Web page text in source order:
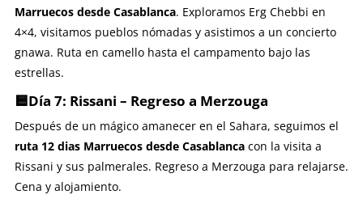
Marruecos desde Casablanca. Exploramos Erg Chebbi en
4×4, visitamos pueblos nómadas y asistimos a un concierto
gnawa. Ruta en camello hasta el campamento bajo las
estrellas.
🟨Día 7: Rissani – Regreso a Merzouga
Después de un mágico amanecer en el Sahara, seguimos el
ruta 12 dias Marruecos desde Casablancacon la visita a
Rissani y sus palmerales. Regreso a Merzouga para relajarse.
Cena y alojamiento.